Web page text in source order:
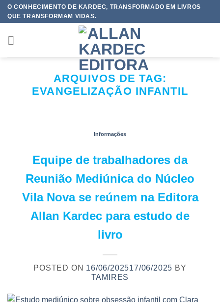
SkipO CONHECIMENTO DE KARDEC, TRANSFORMADO EM LIVROS
QUE TRANSFORMAM VIDAS.
ARQUIVOS DE TAG:
EVANGELIZAÇÃO INFANTIL
Informações
Equipe de trabalhadores da
Reunião Mediúnica do Núcleo
Vila Nova se reúnem na Editora
Allan Kardec para estudo de
livro
POSTED ON 16/06/202517/06/2025 BY
TAMIRES